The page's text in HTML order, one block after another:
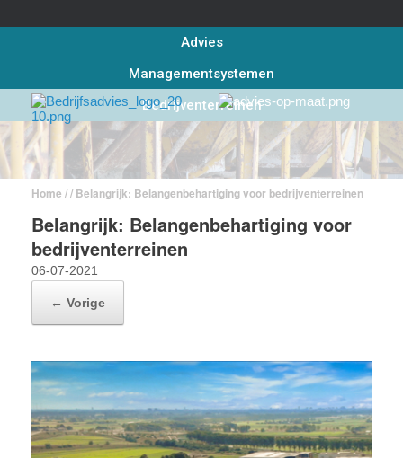
Advies
Managementsystemen
Bedrijventerreinen
Home / / Belangrijk: Belangenbehartiging voor bedrijventerreinen
Belangrijk: Belangenbehartiging voor
bedrijventerreinen
06-07-2021
← Vorige